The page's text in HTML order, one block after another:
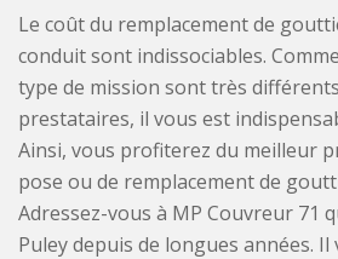
Le coût du remplacement de
conduit sont indissociables.
type de mission sont très
prestataires, il vous est
Ainsi, vous profiterez du meilleur
pose ou de remplacement de
Adressez-vous à MP Couvreur 71
Puley depuis de longues années.